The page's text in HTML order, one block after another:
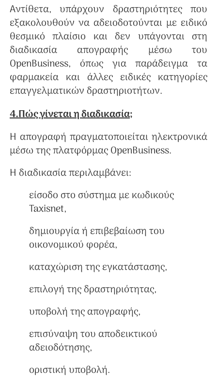
Αντίθετα, υπάρχουν δραστηριότητες που
εξακολουθούν να αδειοδοτούνται με ειδικό
θεσμικό πλαίσιο και δεν υπάγονται στη
διαδικασία απογραφής μέσω του
OpenBusiness, όπως για παράδειγμα τα
φαρμακεία και άλλες ειδικές κατηγορίες
επαγγελματικών δραστηριοτήτων.
4.Πώς γίνεται η διαδικασία;
Η απογραφή πραγματοποιείται ηλεκτρονικά
μέσω της πλατφόρμας OpenBusiness.
Η διαδικασία περιλαμβάνει:
είσοδο στο σύστημα με κωδικούς
Taxisnet,
δημιουργία ή επιβεβαίωση του
οικονομικού φορέα,
καταχώριση της εγκατάστασης,
επιλογή της δραστηριότητας,
υποβολή της απογραφής,
επισύναψη του αποδεικτικού
αδειοδότησης,
οριστική υποβολή.